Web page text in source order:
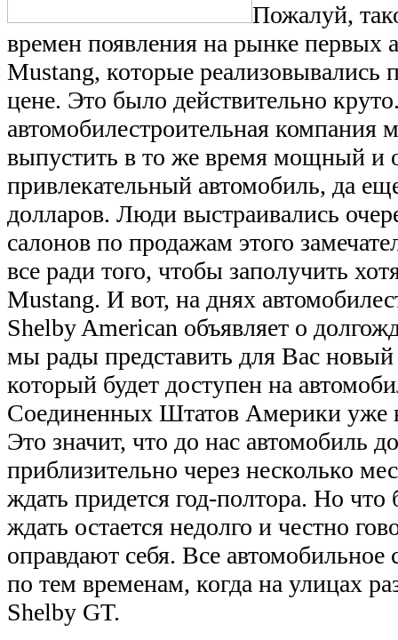
Пожалуй,
времен появления на рынке первых
Mustang, которые реализовывались
цене. Это было действительно
автомобилестроительная компания
выпустить в то же время мощный и
привлекательный автомобиль, да
долларов. Люди выстраивались
салонов по продажам этого
все ради того, чтобы заполучить
Mustang. И вот, на днях
Shelby American объявляет о
мы рады представить для Вас
который будет доступен на
Соединенных Штатов Америки уже
Это значит, что до нас автомобиль
приблизительно через несколько
ждать придется год-полтора. Но
ждать остается недолго и честно
оправдают себя. Все автомобильное
по тем временам, когда на улицах
Shelby GT.